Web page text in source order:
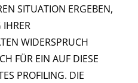
SITUATION ERGEBEN,
IHRER
WIDERSPRUCH
FÜR EIN AUF DIESE
PROFILING. DIE